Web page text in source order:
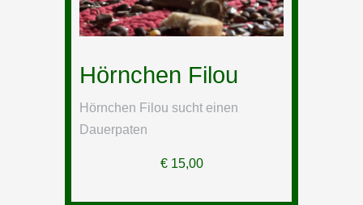
Hörnchen Filou
Hörnchen Filou sucht einen
Dauerpaten
€15,00